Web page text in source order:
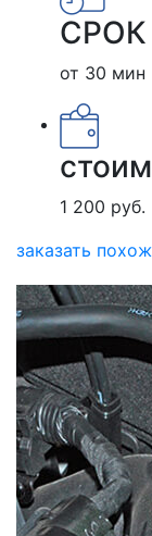
от 30 мин
1 200 руб.
заказать